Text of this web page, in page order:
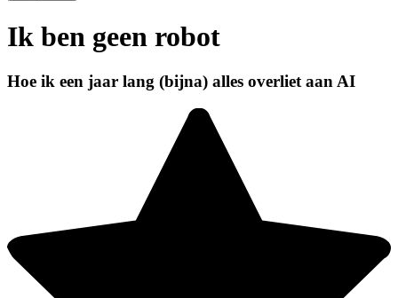
Ik ben geen robot
Hoe ik een jaar lang (bijna) alles overliet aan AI